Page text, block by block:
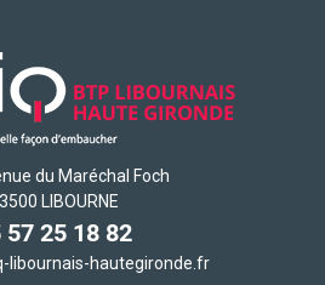
du Maréchal Foch
LIBOURNE
57 25 18 82
libournais-hautegironde.fr